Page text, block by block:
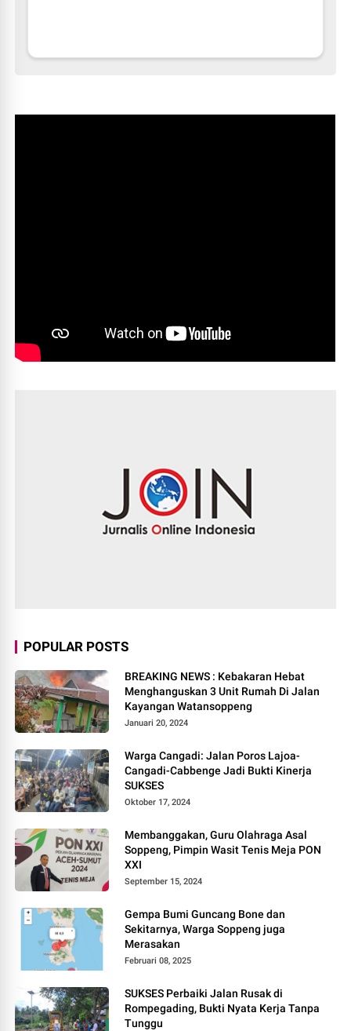
POPULAR POSTS
BREAKING NEWS : Kebakaran Hebat
Menghanguskan 3 Unit Rumah Di Jalan
Kayangan Watansoppeng
Januari 20, 2024
Warga Cangadi: Jalan Poros Lajoa-
Cangadi-Cabbenge Jadi Bukti Kinerja
SUKSES
Oktober 17, 2024
Membanggakan, Guru Olahraga Asal
Soppeng, Pimpin Wasit Tenis Meja PON
XXI
September 15, 2024
Gempa Bumi Guncang Bone dan
Sekitarnya, Warga Soppeng juga
Merasakan
Februari 08, 2025
SUKSES Perbaiki Jalan Rusak di
Rompegading, Bukti Nyata Kerja Tanpa
Tunggu